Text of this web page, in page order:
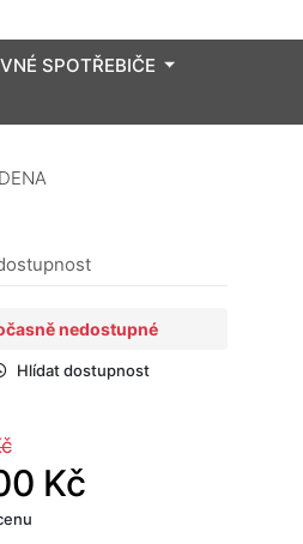
SPOTŘEBIČE
nedostupné
Hlídat dostupnost
Kč